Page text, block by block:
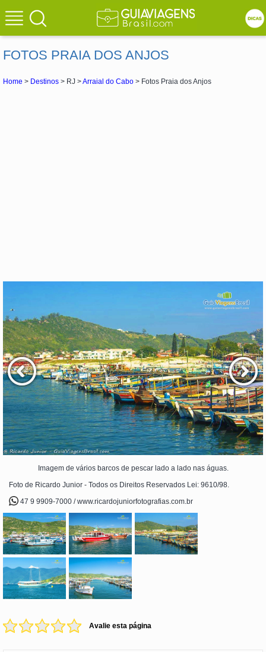
FOTOS PRAIA DOS ANJOS
Home > Destinos > RJ >Arraial do Cabo > Fotos Praia dos Anjos
Imagem de vários barcos de pescar lado a lado nas águas.
Foto de Ricardo Junior - Todos os Direitos Reservados Lei: 9610/98.
47 9 9909-7000 / www.ricardojuniorfotografias.com.br
Avalie esta página